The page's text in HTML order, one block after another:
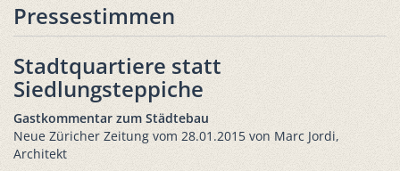
Pressestimmen
Stadtquartiere statt
Siedlungsteppiche
Gastkommentar zum Städtebau
Neue Züricher Zeitung vom 28.01.2015 von Marc Jordi,
Architekt